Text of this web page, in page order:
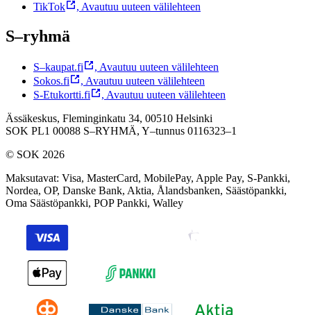
TikTok
, Avautuu uuteen välilehteen
S–ryhmä
S–kaupat.fi , Avautuu uuteen välilehteen
Sokos.fi
, Avautuu uuteen välilehteen
S-Etukortti.fi
, Avautuu uuteen välilehteen
Ässäkeskus, Fleminginkatu 34, 00510 Helsinki
SOK PL1 00088 S–RYHMÄ, Y–tunnus 0116323–1
© SOK 2026
Maksutavat: Visa, MasterCard, MobilePay, Apple Pay, S-Pankki,
Nordea, OP, Danske Bank, Aktia, Ålandsbanken, Säästöpankki,
Oma Säästöpankki, POP Pankki, Walley